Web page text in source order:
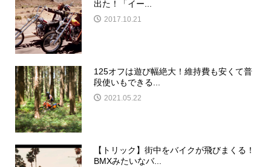
出た！「イー...
2017.10.21
125オフは遊び幅絶大！維持費も安くて普
段使いもできる...
2021.05.22
【トリック】街中をバイクが飛びまくる！
BMXみたいなバ...